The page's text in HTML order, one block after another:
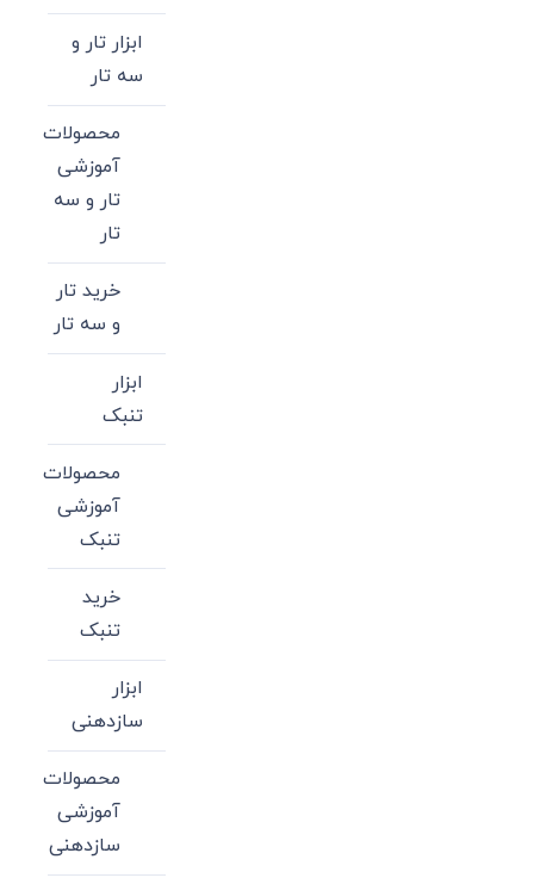
ابزار تار و
سه تار
محصولات
آموزشی
تار و سه
تار
خرید تار
و سه تار
ابزار
تنبک
محصولات
آموزشی
تنبک
خرید
تنبک
ابزار
سازدهنی
محصولات
آموزشی
سازدهنی